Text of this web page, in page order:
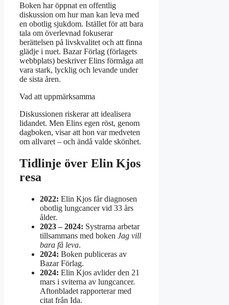
Boken har öppnat en offentlig
diskussion om hur man kan leva med
en obotlig sjukdom. Istället för att bara
tala om överlevnad fokuserar
berättelsen på livskvalitet och att finna
glädje i nuet. Bazar Förlag (förlagets
webbplats) beskriver Elins förmåga att
vara stark, lycklig och levande under
de sista åren.
Vad att uppmärksamma
Diskussionen riskerar att idealisera
lidandet. Men Elins egen röst, genom
dagboken, visar att hon var medveten
om allvaret – och ändå valde skönhet.
Tidlinje över Elin Kjos
resa
2022: Elin Kjos får diagnosen
obotlig lungcancer vid 33 års
ålder.
2023 – 2024: Systrarna arbetar
tillsammans med boken Jag vill
bara få leva.
2024: Boken publiceras av
Bazar Förlag.
2024: Elin Kjos avlider den 21
mars i sviterna av lungcancer.
Aftonbladet rapporterar med
citat från Ida.